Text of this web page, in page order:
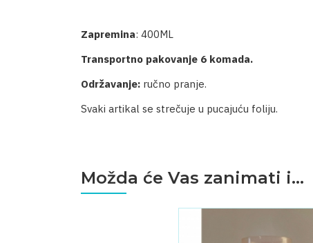
Zapremina: 400ML
Transportno pakovanje 6 komada.
Održavanje: ručno pranje.
Svaki artikal se strečuje u pucajuću foliju.
Možda će Vas zanimati i...